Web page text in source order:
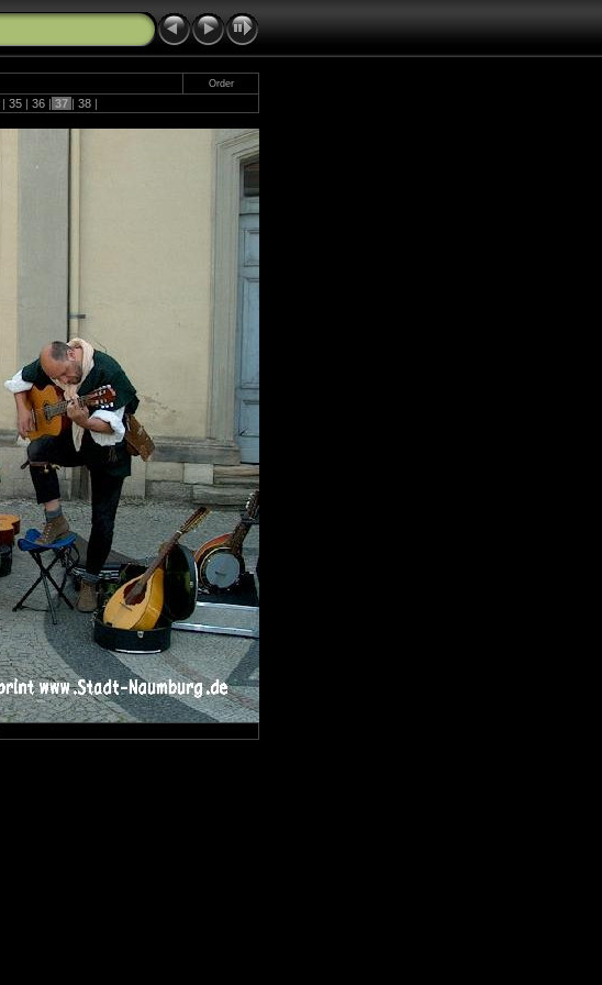
Order
| 35 | 36 | 37 | 38 |